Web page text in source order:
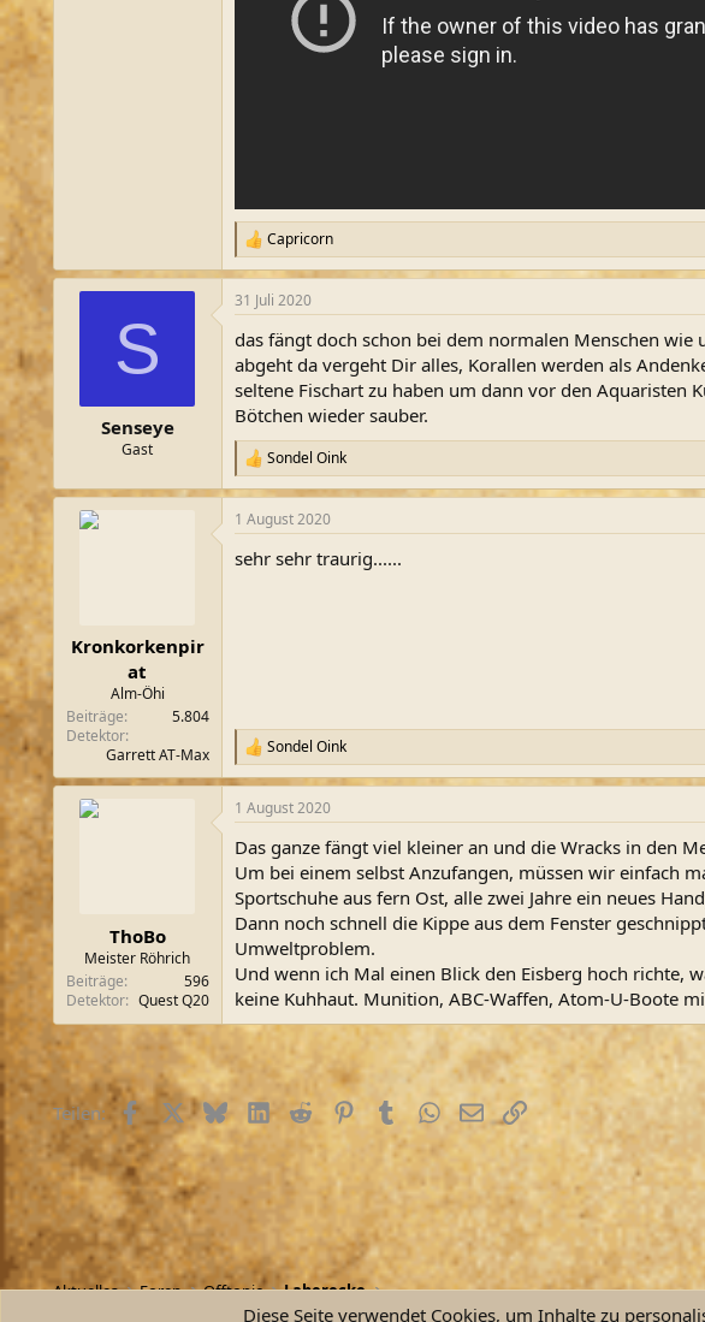
R
e
a
k
i
o
e
n
:
Capricorn
S
Senseye
Gast
31 Juli 2020
das fängt doch schon bei dem normalen Menschen wie
abgeht da vergeht Dir alles, Korallen werden als
seltene Fischart zu haben um dann vor den Aquaristen
Bötchen wieder sauber.
R
e
a
k
i
Sondel Oink
Kronkorkenpir
at
Alm-Öhi
Beiträge
5.804
Detektor
Garrett AT-Max
1 August 2020
sehr sehr traurig......
R
e
a
k
i
o
n
e
n
:
Sondel Oink
ThoBo
Meister Röhrich
Beiträge
596
Detektor
Quest Q20
1 August 2020
Das ganze fängt viel kleiner an und die Wracks in den
Um bei einem selbst Anzufangen, müssen wir einfach
Sportschuhe aus fern Ost, alle zwei Jahre ein neues
Dann noch schnell die Kippe aus dem Fenster
Umweltproblem.
Und wenn ich Mal einen Blick den Eisberg hoch richte,
keine Kuhhaut. Munition, ABC-Waffen, Atom-U-Boote
Teilen: FacebookX (Twitter)
BlueskyLinkedInRedditPinterestTumblrWhatsApp
E-MailLink
Aktuelles Foren Offtopic Laberecke
Diese Seite verwendet Cookies, um Inhalte zu